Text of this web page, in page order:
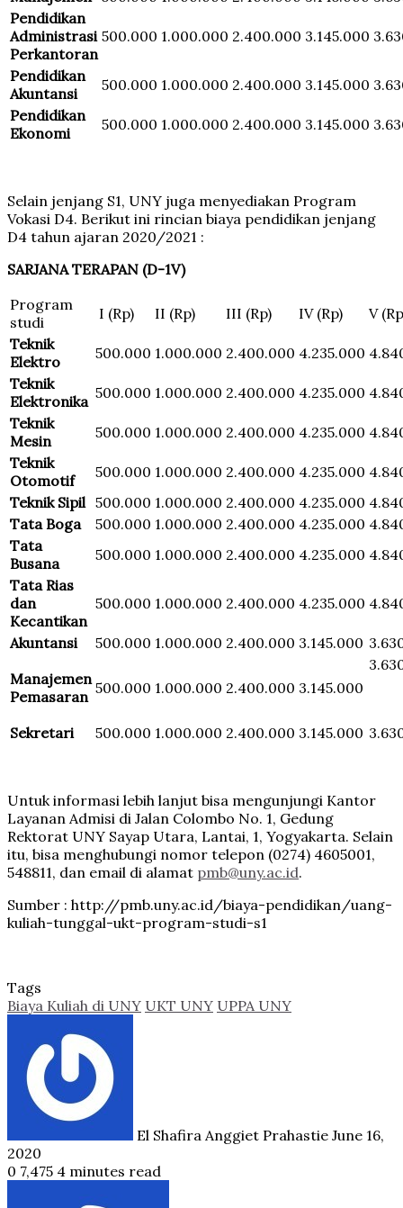
Pendidikan
Administrasi
Perkantoran
500.000 1.000.000 2.400.000 3.145.000
Pendidikan
Akuntansi
500.000 1.000.000 2.400.000 3.145.000
Pendidikan
Ekonomi
500.000 1.000.000 2.400.000 3.145.000
Selain jenjang S1, UNY juga menyediakan Program
Vokasi D4. Berikut ini rincian biaya pendidikan jenjang
D4 tahun ajaran 2020/2021 :
SARJANA TERAPAN (D-1V)
Program
studi
I (Rp) II (Rp) III (Rp) IV (Rp)
V
Teknik
Elektro
500.000 1.000.000 2.400.000 4.235.000
Teknik
Elektronika 500.000 1.000.000 2.400.000 4.235.000
Teknik
Mesin
500.000 1.000.000 2.400.000 4.235.000
Teknik
Otomotif
500.000 1.000.000 2.400.000 4.235.000
Teknik Sipil 500.000 1.000.000 2.400.000 4.235.000
Tata Boga
500.000 1.000.000 2.400.000 4.235.000
Tata
Busana
500.000 1.000.000 2.400.000 4.235.000
Tata Rias
dan
Kecantikan
500.000 1.000.000 2.400.000 4.235.000
Akuntansi 500.000 1.000.000 2.400.000 3.145.000
Manajemen
Pemasaran 500.000 1.000.000 2.400.000 3.145.000
Sekretari 500.000 1.000.000 2.400.000 3.145.000
Untuk informasi lebih lanjut bisa mengunjungi Kantor
Layanan Admisi di Jalan Colombo No. 1, Gedung
Rektorat UNY Sayap Utara, Lantai, 1, Yogyakarta. Selain
itu, bisa menghubungi nomor telepon (0274) 4605001,
548811, dan email di alamat pmb@uny.ac.id.
Sumber : http://pmb.uny.ac.id/biaya-pendidikan/uang-
kuliah-tunggal-ukt-program-studi-s1
Tags
Biaya Kuliah di UNY UKT UNY UPPA UNY
El Shafira Anggiet Prahastie June 16,
2020
0 7,475 4 minutes read